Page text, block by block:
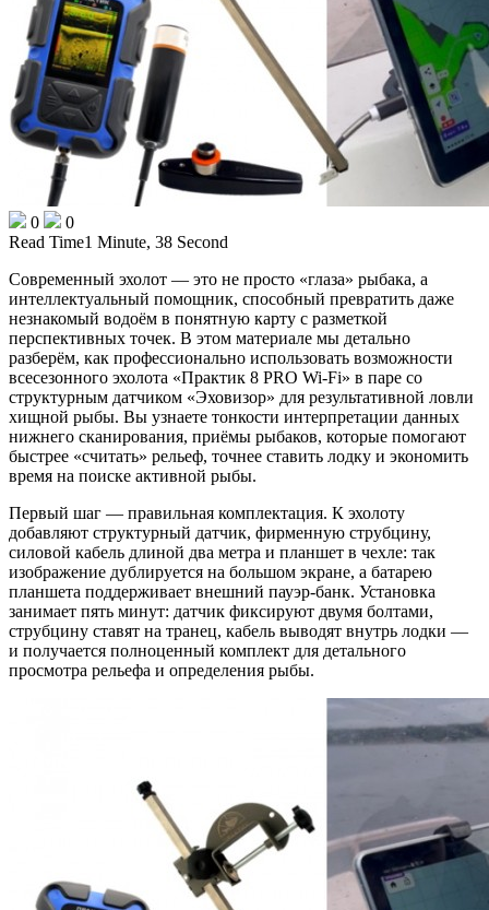
0
0
Read Time1 Minute, 38 Second
Современный эхолот — это не просто «глаза» рыбака, а
интеллектуальный помощник, способный превратить даже
незнакомый водоём в понятную карту с разметкой
перспективных точек. В этом материале мы детально
разберём, как профессионально использовать возможности
всесезонного эхолота «Практик 8 PRO Wi-Fi» в паре со
структурным датчиком «Эховизор» для результативной ловли
хищной рыбы. Вы узнаете тонкости интерпретации данных
нижнего сканирования, приёмы рыбаков, которые помогают
быстрее «считать» рельеф, точнее ставить лодку и экономить
время на поиске активной рыбы.
Первый шаг — правильная комплектация. К эхолоту
добавляют структурный датчик, фирменную струбцину,
силовой кабель длиной два метра и планшет в чехле: так
изображение дублируется на большом экране, а батарею
планшета поддерживает внешний пауэр-банк. Установка
занимает пять минут: датчик фиксируют двумя болтами,
струбцину ставят на транец, кабель выводят внутрь лодки —
и получается полноценный комплект для детального
просмотра рельефа и определения рыбы.